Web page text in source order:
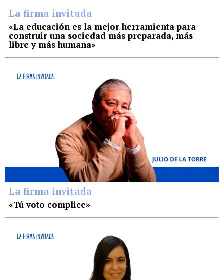
La firma invitada
«La educación es la mejor herramienta para
construir una sociedad más preparada, más
libre y más humana»
La firma invitada
«Tú voto complice»